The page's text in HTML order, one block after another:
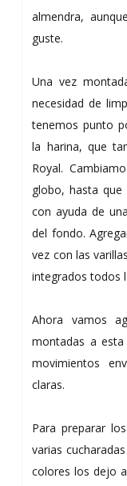
almendra,
guste.
Una vez
necesidad de
tenemos punto
la harina, que
Royal.
globo, hasta
con ayuda de
del fondo.
vez con las
integrados todos
Ahora vamos
montadas a
movimientos
claras.
Para preparar
varias
colores los dejo